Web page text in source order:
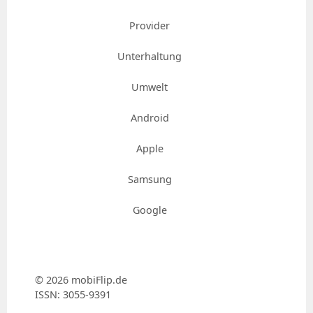
Provider
Unterhaltung
Umwelt
Android
Apple
Samsung
Google
© 2026 mobiFlip.de
ISSN: 3055-9391